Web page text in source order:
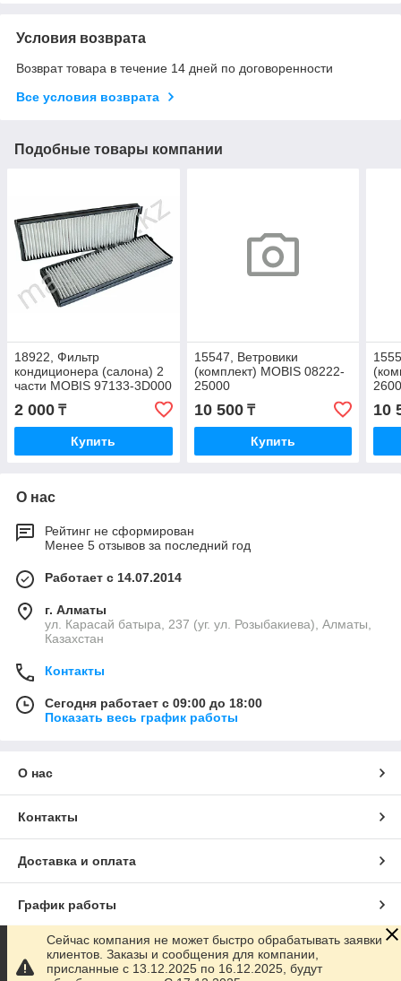
Условия возврата
Возврат товара в течение 14 дней по договоренности
Все условия возврата
Подобные товары компании
18922, Фильтр
кондиционера (салона) 2
части MOBIS 97133-3D000
2 000 ₸
Купить
15547, Ветровики
(комплект) MOBIS 08222-
25000
10 500₸
Купить
10
О нас
Рейтинг не сформирован
Менее 5 отзывов за последний год
Работает с 14.07.2014
г. Алматы
ул. Карасай батыра, 237 (уг. ул. Розыбакиева), Алматы,
Казахстан
Контакты
Сегодня работает с 09:00 до 18:00
Показать весь график работы
О нас
Контакты
Доставка и оплата
График работы
Полная версия сайта
Сейчас компания не может быстро обрабатывать заявки
клиентов. Заказы и сообщения для компании,
присланные с 13.12.2025 по 16.12.2025, будут